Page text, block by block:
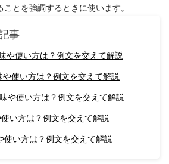
ことを強調するときに使います。
事
や使い方は？例文を交えて解説
使い方は？例文を交えて解説
や使い方は？例文を交えて解説
い方は？例文を交えて解説
使い方は？例文を交えて解説